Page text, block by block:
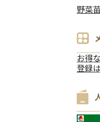
野菜
お得
登録